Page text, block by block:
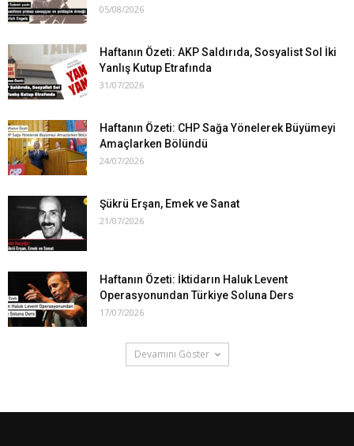
05/08/2026
Haftanın Özeti: AKP Saldırıda, Sosyalist Sol İki
Yanlış Kutup Etrafında
31/07/2026
Haftanın Özeti: CHP Sağa Yönelerek Büyümeyi
Amaçlarken Bölündü
24/07/2026
Şükrü Erşan, Emek ve Sanat
21/07/2026
Haftanın Özeti: İktidarın Haluk Levent
Operasyonundan Türkiye Soluna Ders
17/07/2026
Devamını Göster